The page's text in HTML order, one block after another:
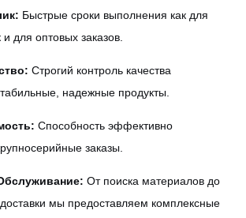
Быстрые сроки выполнения как для
и для оптовых заказов.
Строгий контроль качества
надежные продукты.
Способность эффективно
заказы.
От поиска материалов до
мы предоставляем комплексные